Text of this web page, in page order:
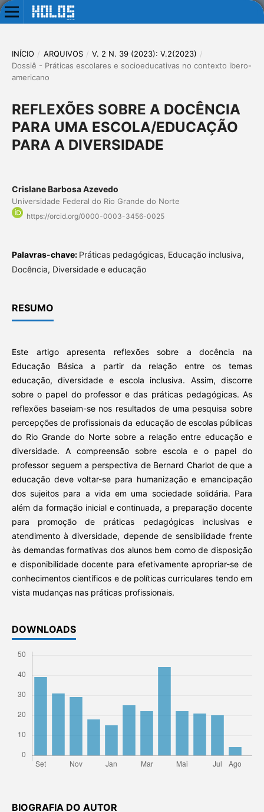
INÍCIO / ARQUIVOS / V. 2 N. 39 (2023): V.2(2023) /
Dossiê - Práticas escolares e socioeducativas no contexto ibero-
americano
REFLEXÕES SOBRE A DOCÊNCIA
PARA UMA ESCOLA/EDUCAÇÃO
PARA A DIVERSIDADE
Crislane Barbosa Azevedo
Universidade Federal do Rio Grande do Norte
https://orcid.org/0000-0003-3456-0025
Palavras-chave: Práticas pedagógicas, Educação inclusiva,
Docência, Diversidade e educação
RESUMO
Este artigo apresenta reflexões sobre a docência na
Educação Básica a partir da relação entre os temas
educação, diversidade e escola inclusiva. Assim, discorre
sobre o papel do professor e das práticas pedagógicas. As
reflexões baseiam-se nos resultados de uma pesquisa sobre
percepções de profissionais da educação de escolas públicas
do Rio Grande do Norte sobre a relação entre educação e
diversidade. A compreensão sobre escola e o papel do
professor seguem a perspectiva de Bernard Charlot de que a
educação deve voltar-se para humanização e emancipação
dos sujeitos para a vida em uma sociedade solidária. Para
além da formação inicial e continuada, a preparação docente
para promoção de práticas pedagógicas inclusivas e
atendimento à diversidade, depende de sensibilidade frente
às demandas formativas dos alunos bem como de disposição
e disponibilidade docente para efetivamente apropriar-se de
conhecimentos científicos e de políticas curriculares tendo em
vista mudanças nas práticas profissionais.
DOWNLOADS
BIOGRAFIA DO AUTOR